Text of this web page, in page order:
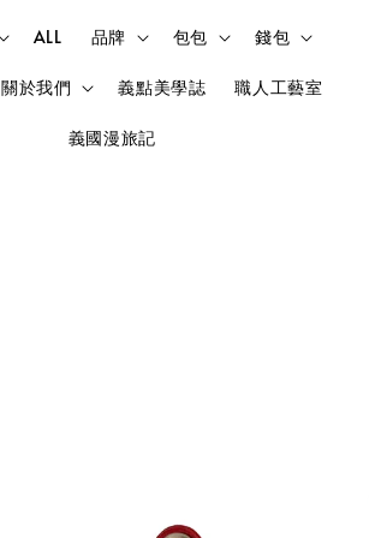
ALL 品牌 包包 錢包
關於我們 義點美學誌 職人工藝室
義國漫旅記